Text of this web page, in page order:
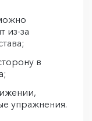
из-за
в
упражнения.